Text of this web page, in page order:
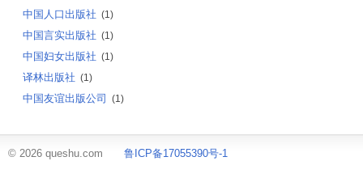
中国人口出版社 (1)
中国言实出版社 (1)
中国妇女出版社 (1)
译林出版社 (1)
中国友谊出版公司 (1)
© 2026 queshu.com 鲁ICP备17055390号-1